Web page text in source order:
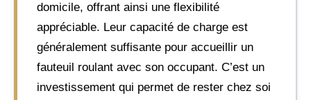
domicile, offrant ainsi une flexibilité
appréciable. Leur capacité de charge est
généralement suffisante pour accueillir un
fauteuil roulant avec son occupant. C’est un
investissement qui permet de rester chez soi